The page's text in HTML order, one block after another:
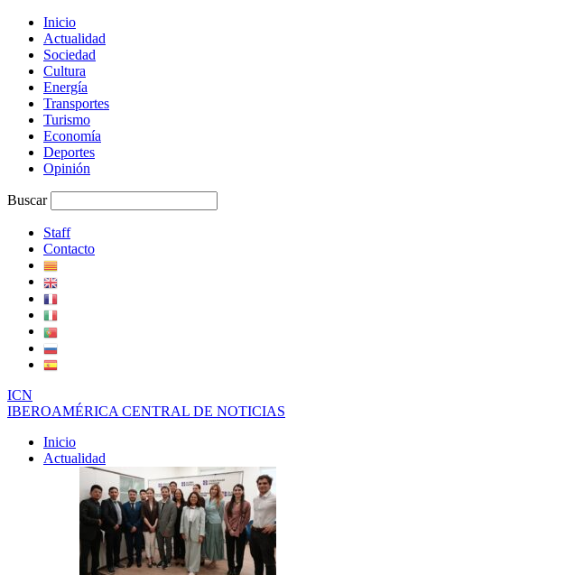
Inicio
Actualidad
Sociedad
Cultura
Energía
Transportes
Turismo
Economía
Deportes
Opinión
Buscar
Staff
Contacto
ICN
IBEROAMÉRICA CENTRAL DE NOTICIAS
Inicio
Actualidad